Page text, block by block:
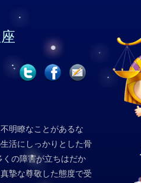
明瞭なことがあるな
活にしっかりとした骨
の障害が立ちはだか
摯な尊敬した態度で受